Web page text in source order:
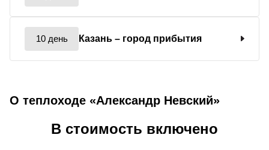
10 день Казань – город прибытия
О теплоходе «Александр Невский»
В стоимость включено